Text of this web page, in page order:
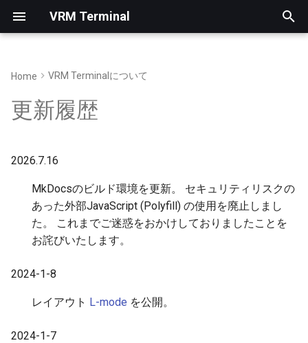
VRM Terminal
索
初
緩和曲線をベジエ曲線で近似
VRM自作車両
VRMNX用Python拡張
車両テクスチャー
Home VRM Terminalについて
更新履歴
2026.7.16
MkDocsのビルド環境を更新。 セキュリティリスクの
あった外部JavaScript (Polyfill) の使用を廃止しまし
た。 これまでご迷惑をおかけしておりましたことを
お詫びいたします。
2024-1-8
レイアウト L-mode を公開。
2024-1-7